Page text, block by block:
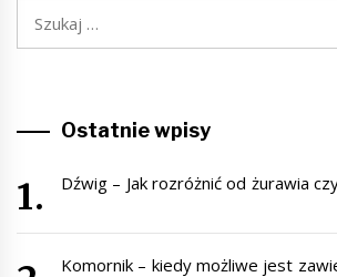
Ostatnie wpisy
Dźwig – Jak rozróżnić od żurawia
Komornik – kiedy możliwe jest